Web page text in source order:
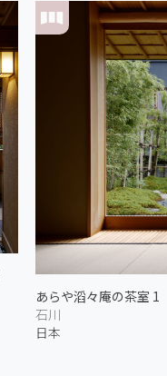
あらや滔々庵の茶室 1
石川
日本